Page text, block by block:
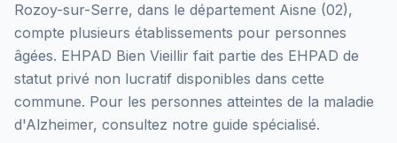
Rozoy-sur-Serre, dans le département Aisne (02),
compte plusieurs établissements pour personnes
âgées. EHPAD Bien Vieillir fait partie des EHPAD de
statut privé non lucratif disponibles dans cette
commune. Pour les personnes atteintes de la maladie
d'Alzheimer, consultez notre guide spécialisé.